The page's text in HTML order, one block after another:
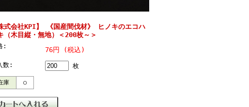
式会社KPI】 《国産間伐材》 ヒノキのエコハ
（木目縦・無地）＜200枚～＞
: 76円 (税込)
数: 枚
庫 ○